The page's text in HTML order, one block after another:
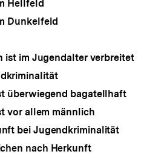
Hellfeld
Dunkelfeld
ist im Jugendalter verbreitet
überwiegend bagatellhaft
vor allem männlich
bei Jugendkriminalität
nach Herkunft